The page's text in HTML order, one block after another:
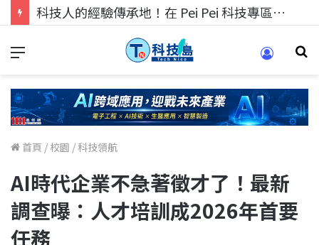
科技人的經驗傳承地！在 Pei Pei 科技專區，與學弟妹交流最硬核的技術
首頁 / 校園 /科技領航
AI時代企業不急著徵才了！最新
調查曝：人才培訓成2026年首要
任務